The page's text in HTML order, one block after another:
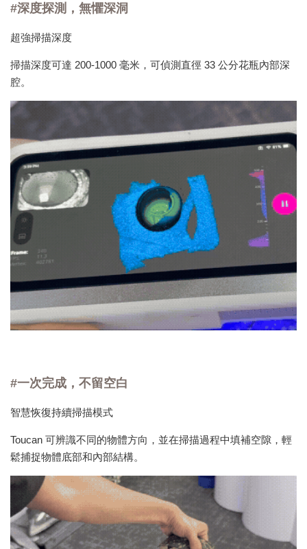
#深度探測，無懼深洞
超強掃描深度
掃描深度可達 200-1000 毫米，可偵測直徑 33 公分花瓶內部深
腔。
#一次完成，不留空白
智慧恢復持續掃描模式
Toucan 可辨識不同的物體方向，並在掃描過程中填補空隙，輕
鬆捕捉物體底部和內部結構。